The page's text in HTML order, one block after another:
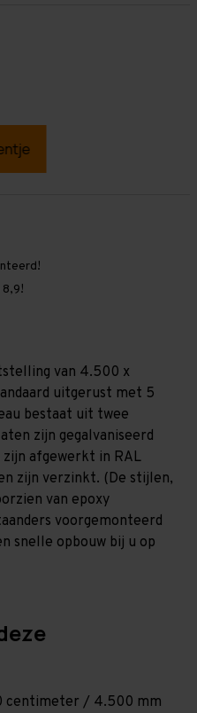
8,9!
van 4.500 x
uitgerust met 5
bestaat uit twee
zijn gegalvaniseerd
afgewerkt in RAL
zijn verzinkt. (De stijlen,
van epoxy
voorgemonteerd
snelle opbouw bij u op
centimeter / 4.500 mm